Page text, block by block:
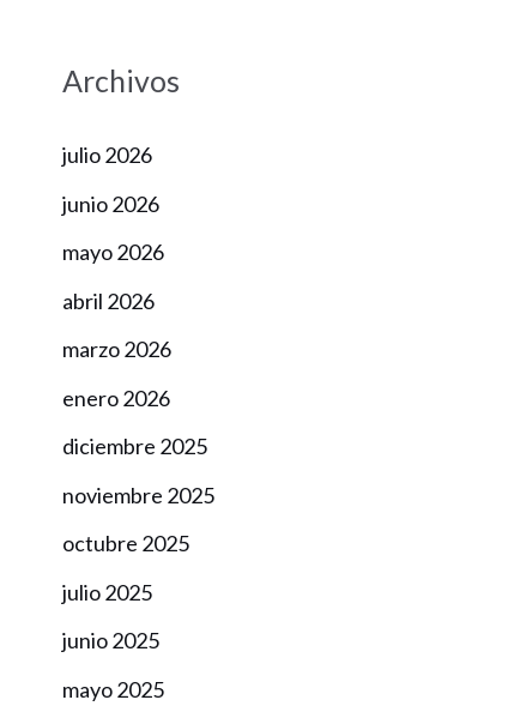
Archivos
julio 2026
junio 2026
mayo 2026
abril 2026
marzo 2026
enero 2026
diciembre 2025
noviembre 2025
octubre 2025
julio 2025
junio 2025
mayo 2025